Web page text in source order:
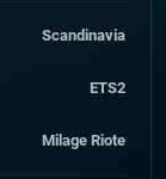
Scandinavia
ETS2
Milage Riote